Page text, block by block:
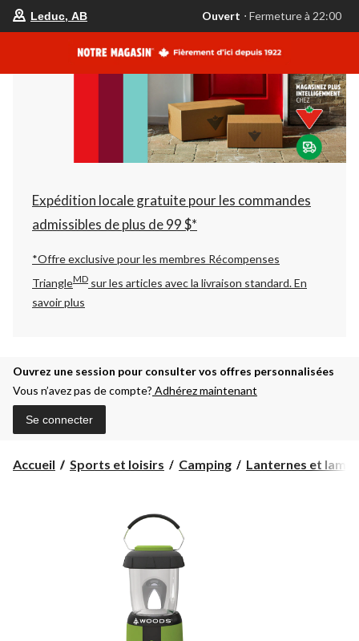
votre
est
AB,
Ouvert,
Fermeture
à
22:00
changer
Leduc, AB Ouvert ⋅ Fermeture à 22:00
Expédition locale gratuite pour les commandes
admissibles de plus de 99 $*
*Offre exclusive pour les membres Récompenses
TriangleMD sur les articles avec la livraison standard.En
savoir plus
Ouvrez une session pour consulter vos offres personnalisées
Vous n’avez pas de compte? Adhérez maintenant
Se connecter
Accueil Sports et loisirs Camping Lanternes et